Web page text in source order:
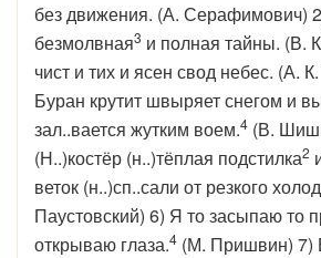
без движения. (А. Серафимович)
безмолвная3 и полная тайны. (В.
чист и тих и ясен свод небес. (А.
Буран крутит швыряет снегом и
зал..­вается жутким воем.4 (В.
(Н..)костёр (н..)тёплая подстилка2
веток (н..)сп..сали от резкого
Паустовский) 6) Я то засыпаю то
открываю глаза.4 (М. Пришвин) 7)